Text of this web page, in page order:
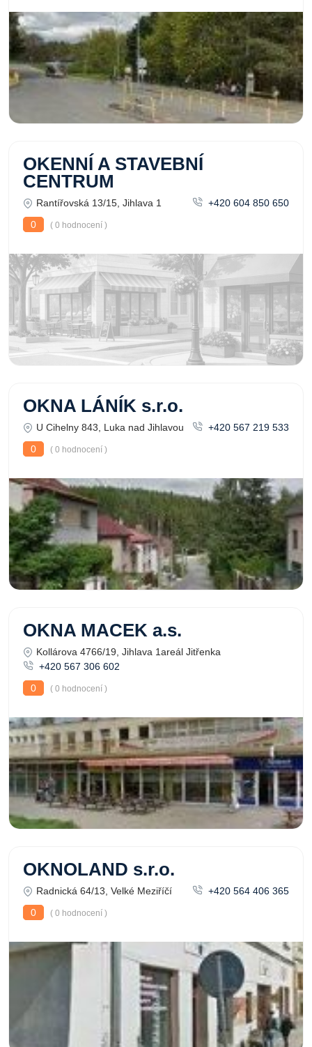
OKENNÍ A STAVEBNÍ
CENTRUM
Rantířovská 13/15, Jihlava 1
+420 604 850 650
0
( 0 hodnocení )
OKNA LÁNÍK s.r.o.
U Cihelny 843, Luka nad Jihlavou
+420 567 219 533
0
( 0 hodnocení )
OKNA MACEK a.s.
Kollárova 4766/19, Jihlava 1areál Jitřenka
+420 567 306 602
0
( 0 hodnocení )
OKNOLAND s.r.o.
Radnická 64/13, Velké Meziříčí
+420 564 406 365
0
( 0 hodnocení )